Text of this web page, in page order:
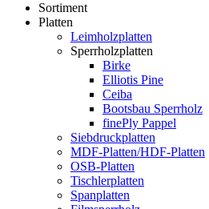
Sortiment
Platten
Leimholzplatten
Sperrholzplatten
Birke
Elliotis Pine
Ceiba
Bootsbau Sperrholz
finePly Pappel
Siebdruckplatten
MDF-Platten/HDF-Platten
OSB-Platten
Tischlerplatten
Spanplatten